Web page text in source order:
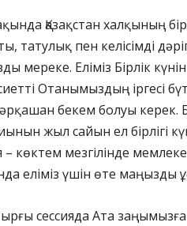
Қазақстан халқының
татулық пен келісімді
мереке. Еліміз Бірлік
Отанымыздың іргесі
әрқашан бекем болуы
жыл сайын ел бірлігі
– көктем мезгілінде
еліміз үшін өте маңызды
сессияда Ата